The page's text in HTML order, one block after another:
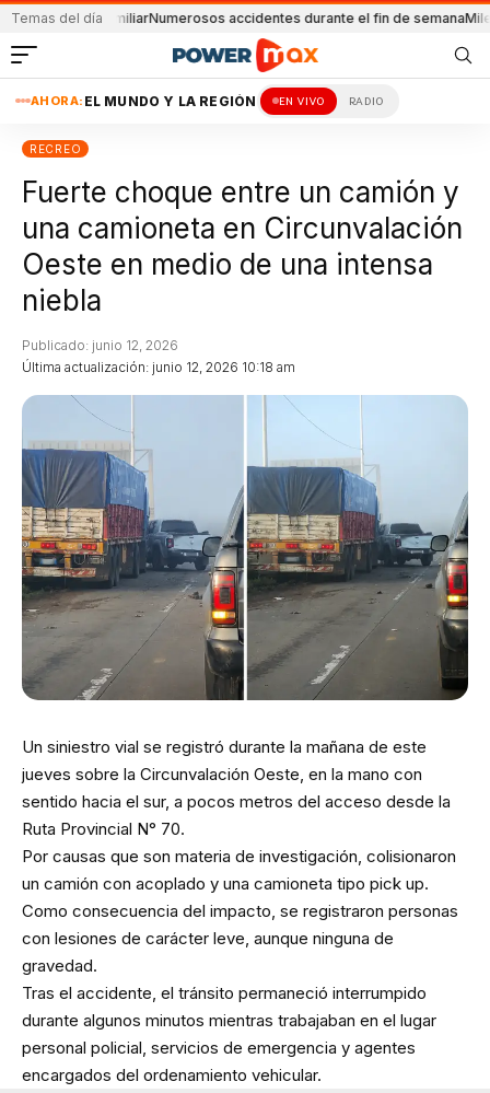
Temas del día
familiarNumerosos accidentes durante el fin de semanaMilei
AHORA: EL MUNDO Y LA REGIÓN EN VIVO RADIO
RECREO
Fuerte choque entre un camión y
una camioneta en Circunvalación
Oeste en medio de una intensa
niebla
Última actualización: junio 12, 2026 10:18 am
Publicado: junio 12, 2026
Un siniestro vial se registró durante la mañana de este
jueves sobre la Circunvalación Oeste, en la mano con
sentido hacia el sur, a pocos metros del acceso desde la
Ruta Provincial N° 70.
Por causas que son materia de investigación, colisionaron
un camión con acoplado y una camioneta tipo pick up.
Como consecuencia del impacto, se registraron personas
con lesiones de carácter leve, aunque ninguna de
gravedad.
Tras el accidente, el tránsito permaneció interrumpido
durante algunos minutos mientras trabajaban en el lugar
personal policial, servicios de emergencia y agentes
encargados del ordenamiento vehicular.